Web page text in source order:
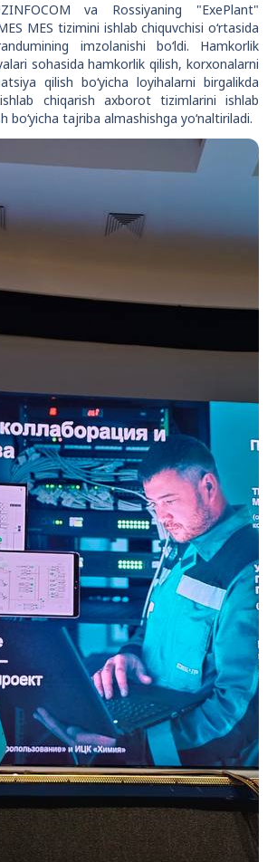
va Rossiyaning "ExePlant"
MES tizimini ishlab chiquvchisi o‘rtasida
imzolanishi bo‘ldi. Hamkorlik
sohasida hamkorlik qilish, korxonalarni
qilish bo‘yicha loyihalarni birgalikda
chiqarish axborot tizimlarini ishlab
bo‘yicha tajriba almashishga yo‘naltiriladi.